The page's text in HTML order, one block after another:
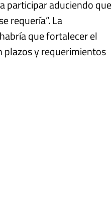
participar aduciendo que
requería”. La
que fortalecer el
plazos y requerimientos